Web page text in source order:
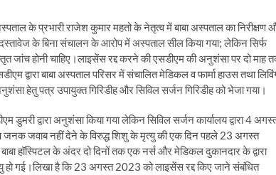
के प्रभारी राजेश कुमार महतो के नेतृत्व में बाबा अस्पताल का निरीक्षण
के बिना संचालन के आरोप में अस्पताल सील किया गया; लेकिन सिर्फ
होनी चाहिए।लाइसेंस रद्द करने की एसडीएम की अनुशंसा पर दो माह
द्वारा बाबा अस्पताल परिसर में संचालित मेडिकल व फार्मा हाउस तथा
पत्र उपायुक्त गिरिडीह और सिविल सर्जन गिरिडीह को भेजा गया।
द्वारा अनुशंसा किया गया लेकिन सिविल सर्जन कार्यालय द्वारा 4
जनक जवाब नहीं देने के विरुद्ध शिशु के मृत्यु की एक दिन पहले 23 अगस्त
हॉस्पिटल के अंदर दो दिनों तक एक नर्स और मेडिकल दुकानदार के द्वारा
हो गई।लिखा है कि 23 अगस्त 2023 को लाइसेंस रद्द किए जाने संबंधित